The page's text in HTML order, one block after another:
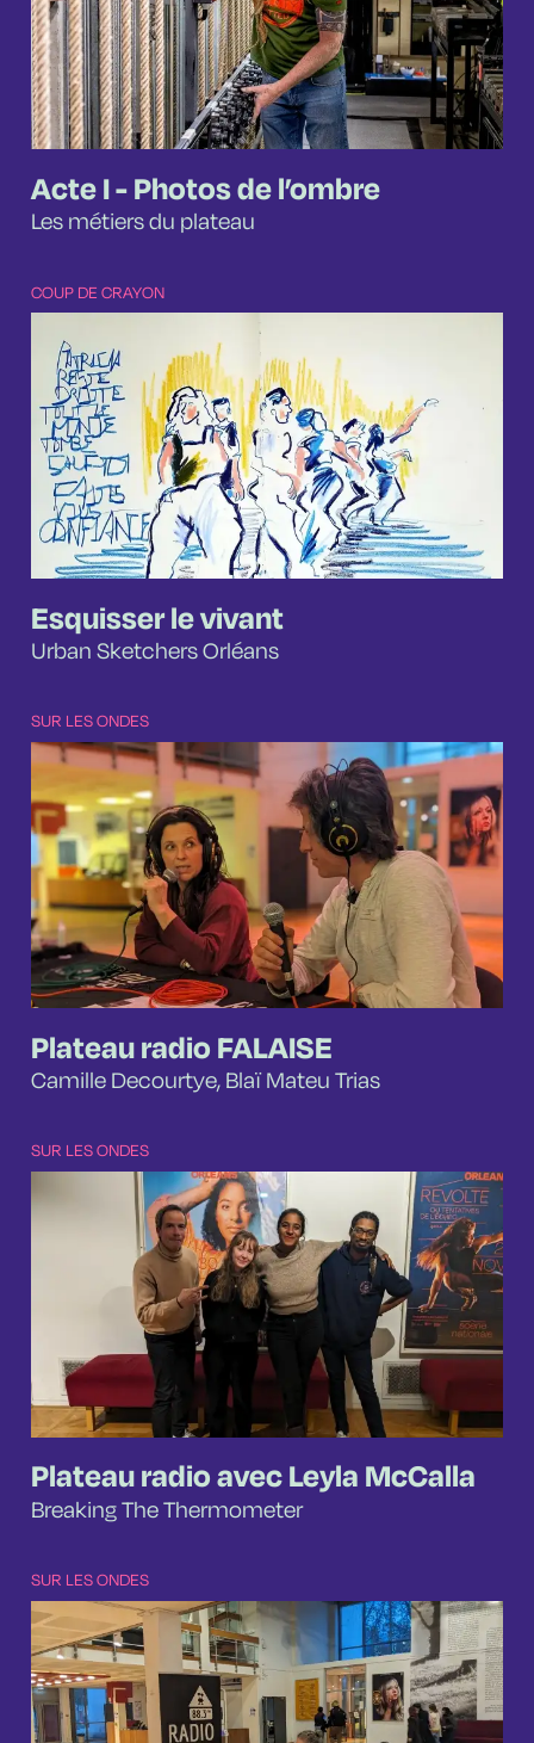
Acte I - Photos de l’ombre
Les métiers du plateau
COUP DE CRAYON
Esquisser le vivant
Urban Sketchers Orléans
SUR LES ONDES
Plateau radio FALAISE
Camille Decourtye, Blaï Mateu Trias
SUR LES ONDES
Plateau radio avec Leyla McCalla
Breaking The Thermometer
SUR LES ONDES